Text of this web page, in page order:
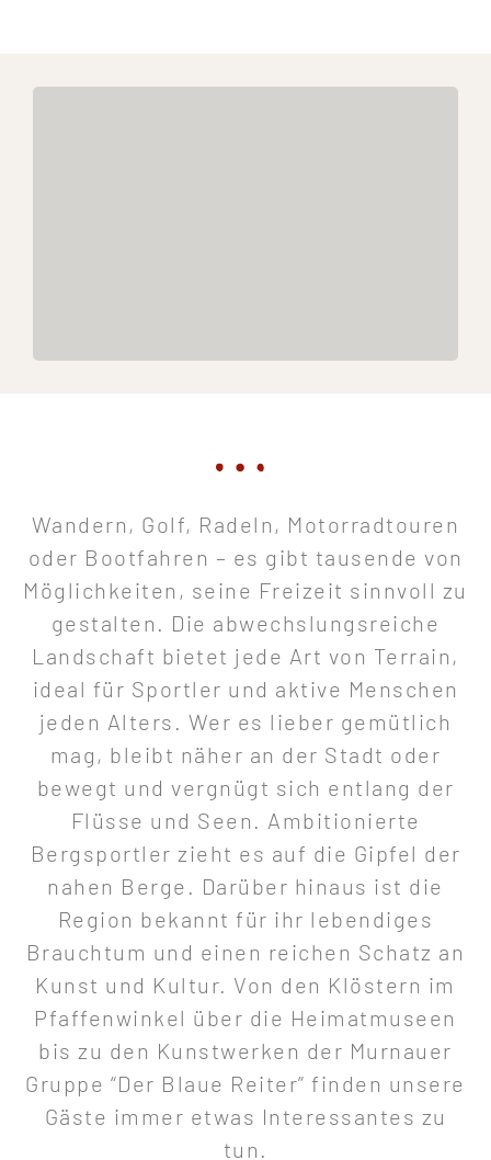
Wandern, Golf, Radeln, Motorradtouren
oder Bootfahren – es gibt tausende von
Möglichkeiten, seine Freizeit sinnvoll zu
gestalten. Die abwechslungsreiche
Landschaft bietet jede Art von Terrain,
ideal für Sportler und aktive Menschen
jeden Alters. Wer es lieber gemütlich
mag, bleibt näher an der Stadt oder
bewegt und vergnügt sich entlang der
Flüsse und Seen. Ambitionierte
Bergsportler zieht es auf die Gipfel der
nahen Berge. Darüber hinaus ist die
Region bekannt für ihr lebendiges
Brauchtum und einen reichen Schatz an
Kunst und Kultur. Von den Klöstern im
Pfaffenwinkel über die Heimatmuseen
bis zu den Kunstwerken der Murnauer
Gruppe “Der Blaue Reiter” finden unsere
Gäste immer etwas Interessantes zu
tun.